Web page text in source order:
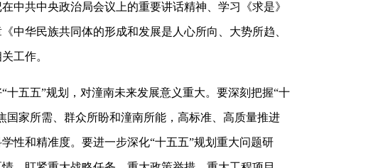
中共中央政治局会议上的重要讲话精神、学习《求是》
中华民族共同体的形成和发展是人心所向、大势所趋、
工作。
十五五”规划，对潼南未来发展意义重大。要深刻把握“十
国家所需、群众所盼和潼南所能，高标准、高质量推进
性和精准度。要进一步深化“十五五”规划重大问题研